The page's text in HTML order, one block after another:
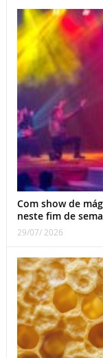
Com show de
neste fim de
29/07/ 2026